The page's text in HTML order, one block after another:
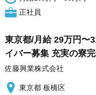
正社員
東京都/月給 29万円〜
イバー募集 充実の寮
佐藤興業株式会社
東京都 板橋区